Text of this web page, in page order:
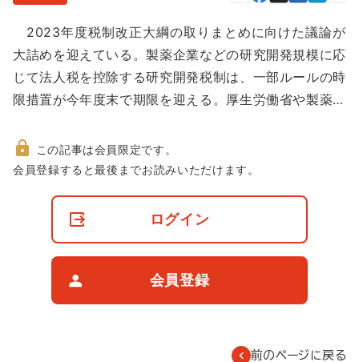
に
動
2023年度税制改正大綱の取りまとめに向けた議論が
大詰めを迎えている。製薬企業などの研究開発規模に応
じて法人税を控除する研究開発税制は、一部ルールの時
限措置が今年度末で期限を迎える。厚生労働省や製薬…
非
この記事は会員限定です。
会員登録すると最後までお読みいただけます。
ログイン
会員登録
前のページに戻る